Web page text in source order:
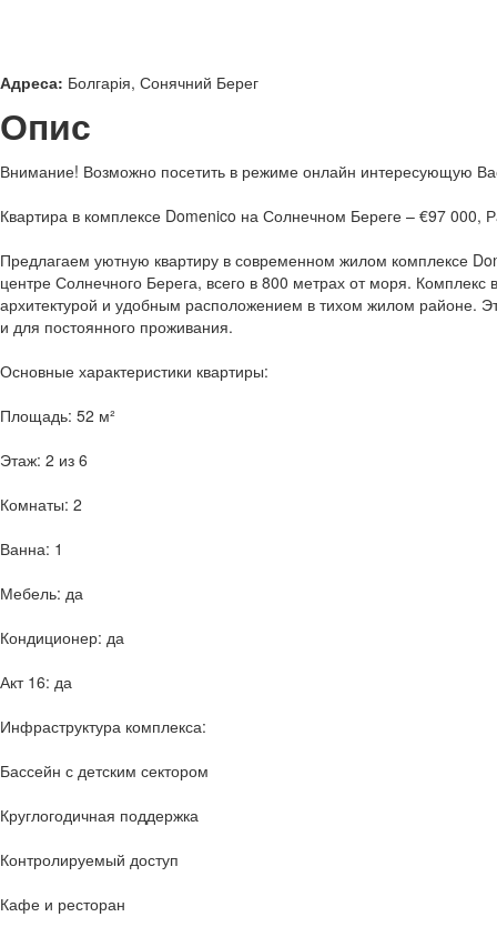
Адреса: Болгарія, Сонячний Берег
Опис
Внимание! Возможно посетить в режиме онлайн интересующую
Квартира в комплексе Domenico на Солнечном Береге – €97 000,
Предлагаем уютную квартиру в современном жилом комплексе
центре Солнечного Берега, всего в 800 метрах от моря. Комплекс
архитектурой и удобным расположением в тихом жилом районе.
и для постоянного проживания.
Основные характеристики квартиры:
Площадь: 52 м²
Этаж: 2 из 6
Комнаты: 2
Ванна: 1
Мебель: да
Кондиционер: да
Акт 16: да
Инфраструктура комплекса:
Бассейн с детским сектором
Круглогодичная поддержка
Контролируемый доступ
Кафе и ресторан